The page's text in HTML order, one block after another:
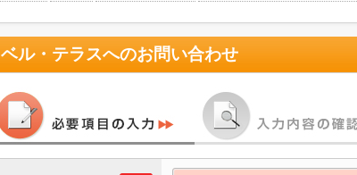
ベル・テラスへのお問い合わせ